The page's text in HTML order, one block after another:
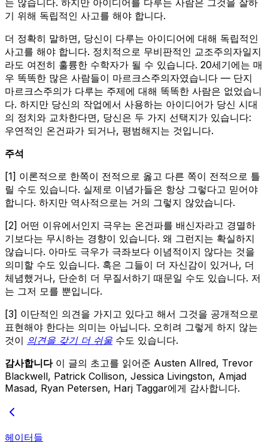
기 위해 독립적인 사고를 해야 합니다.
더 정확히 말하면, 당신이 다루는 아이디어에 대해 독립적인
사고를 해야 합니다. 정치적으로 무비판적인 교조주의자일지
라도 여전히 훌륭한 수학자가 될 수 있습니다. 20세기에는 매
우 똑똑한 많은 사람들이 마르크스주의자였습니다 — 단지
마르크스주의가 다루는 주제에 대해 똑똑한 사람은 없었습니
다. 하지만 당신의 작업에서 사용하는 아이디어가 당신 시대
의 정치와 교차한다면, 당신은 두 가지 선택지가 있습니다:
우연적인 온건파가 되거나, 평범해지는 것입니다.
주석
[1] 이론적으로 한쪽이 전적으로 옳고 다른 쪽이 전적으로 틀
릴 수도 있습니다. 실제로 이념가들은 항상 그렇다고 믿어야
합니다. 하지만 역사적으로는 거의 그렇지 않았습니다.
[2] 어떤 이유에서인지 극우는 온건파를 배신자라고 경멸하
기보다는 무시하는 경향이 있습니다. 왜 그런지는 확실하지
않습니다. 아마도 극우가 극좌보다 이념적이지 않다는 것을
의미할 수도 있습니다. 혹은 그들이 더 자신감이 있거나, 더
체념했거나, 단순히 더 무질서하기 때문일 수도 있습니다. 저
는 그저 모를 뿐입니다.
[3] 이단적인 의견을 가지고 있다고 해서 그것을 공개적으로
표현해야 한다는 의미는 아닙니다. 오히려 그렇게 하지 않는
것이 의견을 갖기 더 쉬울 수도 있습니다.
감사합니다이 글의 초고를 읽어준 Austen Allred, Trevor
Blackwell, Patrick Collison, Jessica Livingston, Amjad
Masad, Ryan Petersen, Harj Taggar에게 감사합니다.
헤이터들